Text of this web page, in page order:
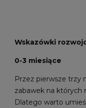
Wskazówki
0-3 miesiące
Przez pierwsze trzy
zabawek na których
Dlatego warto